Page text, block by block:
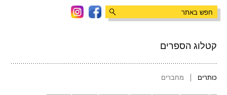
קטלוג הספרים
כותרים מחברים